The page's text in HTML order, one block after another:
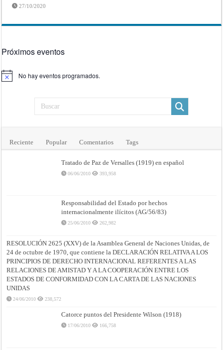
27/10/2020
Próximos eventos
Aviso No hay eventos programados.
Reciente Popular Comentarios Tags
Tratado de Paz de Versalles (1919) en español
06/06/2010 393,958
Responsabilidad del Estado por hechos
internacionalmente ilícitos (AG/56/83)
25/06/2010 262,982
RESOLUCIÓN 2625 (XXV) de la Asamblea General de Naciones Unidas, de
24 de octubre de 1970, que contiene la DECLARACIÓN RELATIVA A LOS
PRINCIPIOS DE DERECHO INTERNACIONAL REFERENTES A LAS
RELACIONES DE AMISTAD Y A LA COOPERACIÓN ENTRE LOS
ESTADOS DE CONFORMIDAD CON LA CARTA DE LAS NACIONES
UNIDAS
24/06/2010 238,572
Catorce puntos del Presidente Wilson (1918)
17/06/2010 166,758